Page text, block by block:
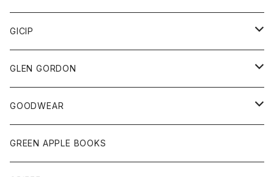
ボトム
パーカー
グッズ
ネクタイ
チーフ
トップス
シャツ
タンクトップ
ボトム
ショートパンツ
レディース
靴
サンダル
GICIP
トップス
Tシャツ
GLEN GORDON
グッズ
手袋
GOODWEAR
トップス
GREEN APPLE BOOKS